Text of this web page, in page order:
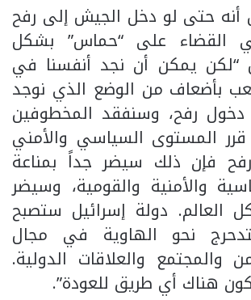
أنه حتى لو دخل الجيش إلى رفح
القضاء على “حماس” بشكل
“لكن يمكن أن نجد أنفسنا في
بأضعاف من الوضع الذي نوجد
دخول رفح، وسنفقد المخطوفين
قرر المستوى السياسي والأمني
فإن ذلك سيضر جداً بمناعة
والأمنية والقومية، وسيضر
العالم. دولة إسرائيل ستصبح
نحو الهاوية في مجال
والمجتمع والعلاقات الدولية.
هناك أي طريق للعودة”.